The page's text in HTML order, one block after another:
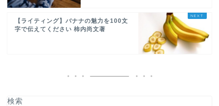
【ライティング】バナナの魅力を100文
字で伝えてください 柿内尚文著
検索